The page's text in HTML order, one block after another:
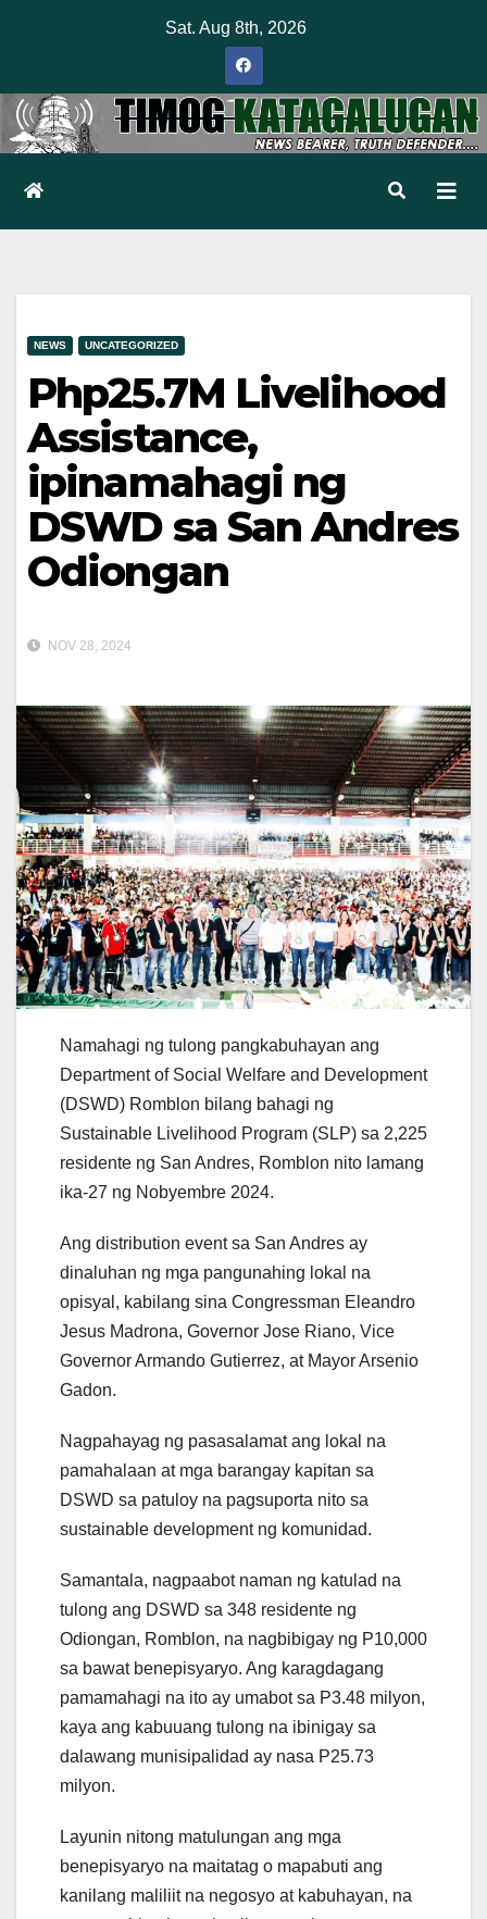
Sat. Aug 8th, 2026
NEWS UNCATEGORIZED
Php25.7M Livelihood
Assistance,
ipinamahagi ng
DSWD sa San Andres
Odiongan
NOV 28, 2024
Namahagi ng tulong pangkabuhayan ang
Department of Social Welfare and Development
(DSWD) Romblon bilang bahagi ng
Sustainable Livelihood Program (SLP) sa 2,225
residente ng San Andres, Romblon nito lamang
ika-27 ng Nobyembre 2024.
Ang distribution event sa San Andres ay
dinaluhan ng mga pangunahing lokal na
opisyal, kabilang sina Congressman Eleandro
Jesus Madrona, Governor Jose Riano, Vice
Governor Armando Gutierrez, at Mayor Arsenio
Gadon.
Nagpahayag ng pasasalamat ang lokal na
pamahalaan at mga barangay kapitan sa
DSWD sa patuloy na pagsuporta nito sa
sustainable development ng komunidad.
Samantala, nagpaabot naman ng katulad na
tulong ang DSWD sa 348 residente ng
Odiongan, Romblon, na nagbibigay ng P10,000
sa bawat benepisyaryo. Ang karagdagang
pamamahagi na ito ay umabot sa P3.48 milyon,
kaya ang kabuuang tulong na ibinigay sa
dalawang munisipalidad ay nasa P25.73
milyon.
Layunin nitong matulungan ang mga
benepisyaryo na maitatag o mapabuti ang
kanilang maliliit na negosyo at kabuhayan, na